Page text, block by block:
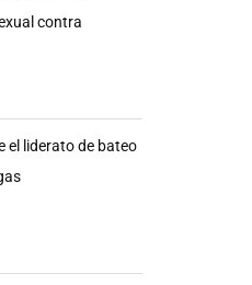
contra
el liderato de bateo